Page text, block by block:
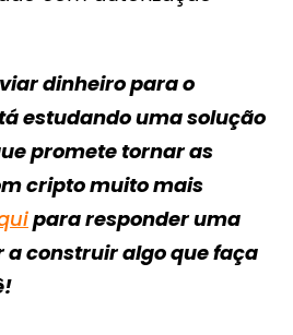
dinheiro para o
estudando uma solução
promete tornar as
cripto muito mais
para responder uma
a construir algo que faça